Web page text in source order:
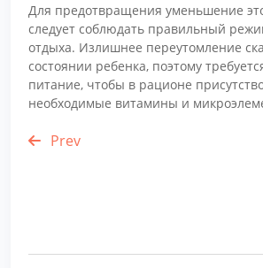
Для предотвращения уменьшение
следует соблюдать правильный
отдыха. Излишнее переутомление
состоянии ребенка, поэтому
питание, чтобы в рационе
необходимые витамины и
Prev